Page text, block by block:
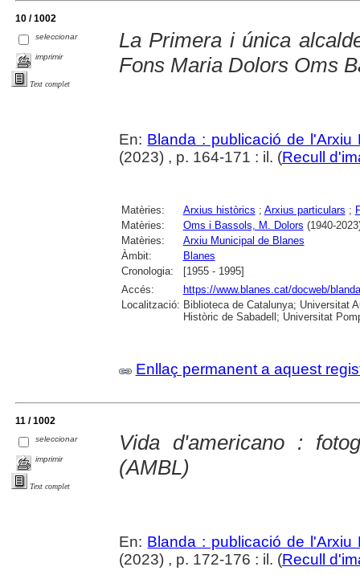
10 / 1002
seleccionar
imprimir
Text complet
La Primera i única
Fons Maria Dolors Oms
En: Blanda : publicació de l'Arxiu
(2023) , p. 164-171 : il. (Recull
Matèries: Arxius històrics ; Arxius particulars ;
Matèries:
Oms i Bassols, M. Dolors (1940-
Matèries:
Arxiu Municipal de Blanes
Àmbit:
Blanes
Cronologia:
[1955 - 1995]
Accés:
https://www.blanes.cat/docweb/
Localització: Biblioteca de Catalunya; Universitat
Històric de Sabadell; Universitat
Enllaç permanent a aquest
11 / 1002
seleccionar
imprimir
Text complet
Vida d'americano :
(AMBL)
En: Blanda : publicació de l'Arxiu
(2023) , p. 172-176 : il. (Recull